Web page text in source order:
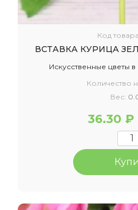
Код товара
ВСТАВКА КУРИЦА
Искусственные цветы в
Количество
Вес:
36.30 ₽